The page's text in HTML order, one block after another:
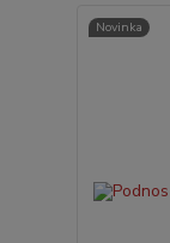
Novinka